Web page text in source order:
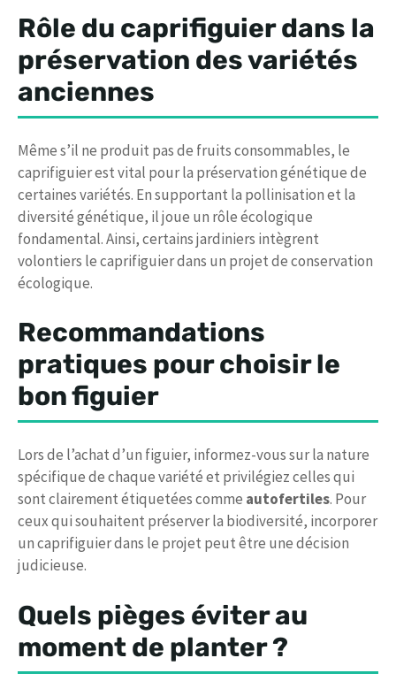
Rôle du caprifiguier dans la
préservation des variétés
anciennes
Même s’il ne produit pas de fruits consommables, le
caprifiguier est vital pour la préservation génétique de
certaines variétés. En supportant la pollinisation et la
diversité génétique, il joue un rôle écologique
fondamental. Ainsi, certains jardiniers intègrent
volontiers le caprifiguier dans un projet de conservation
écologique.
Recommandations
pratiques pour choisir le
bon figuier
Lors de l’achat d’un figuier, informez-vous sur la nature
spécifique de chaque variété et privilégiez celles qui
sont clairement étiquetées comme autofertiles. Pour
ceux qui souhaitent préserver la biodiversité, incorporer
un caprifiguier dans le projet peut être une décision
judicieuse.
Quels pièges éviter au
moment de planter ?